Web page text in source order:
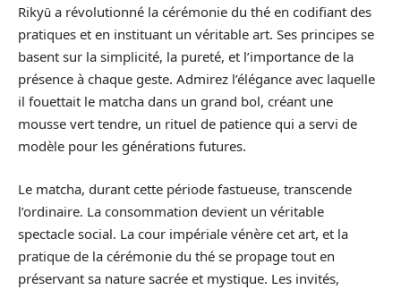
Rikyū a révolutionné la cérémonie du thé en codifiant des
pratiques et en instituant un véritable art. Ses principes se
basent sur la simplicité, la pureté, et l’importance de la
présence à chaque geste. Admirez l’élégance avec laquelle
il fouettait le matcha dans un grand bol, créant une
mousse vert tendre, un rituel de patience qui a servi de
modèle pour les générations futures.
Le matcha, durant cette période fastueuse, transcende
l’ordinaire. La consommation devient un véritable
spectacle social. La cour impériale vénère cet art, et la
pratique de la cérémonie du thé se propage tout en
préservant sa nature sacrée et mystique. Les invités,